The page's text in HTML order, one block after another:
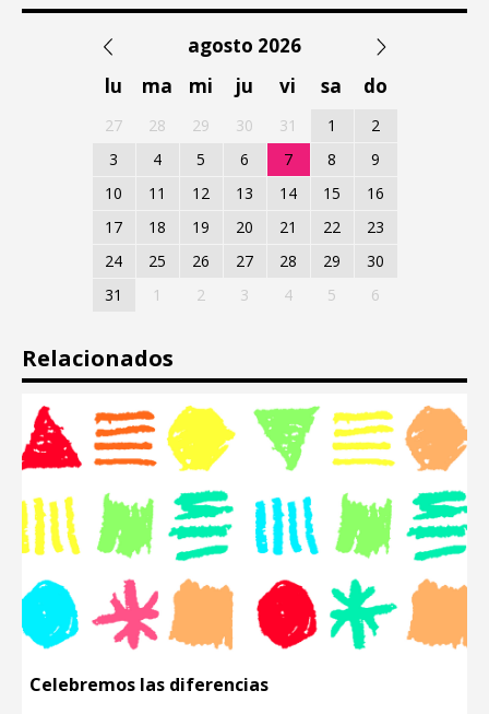
agosto 2026
lu
ma mi ju vi sa do
27 28 29 30 31 1
2
3
4 5 6 7 8
9
10
11 12 13 14 15
16
17
18 19 20 21 22
23
24
25 26 27 28 29
30
31
1 2 3 4 5 6
Relacionados
Celebremos las diferencias